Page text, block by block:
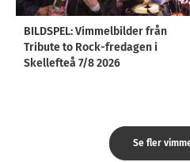
BILDSPEL: Vimmelbilder från
Tribute to Rock-fredagen i
Skellefteå 7/8 2026
Se fler